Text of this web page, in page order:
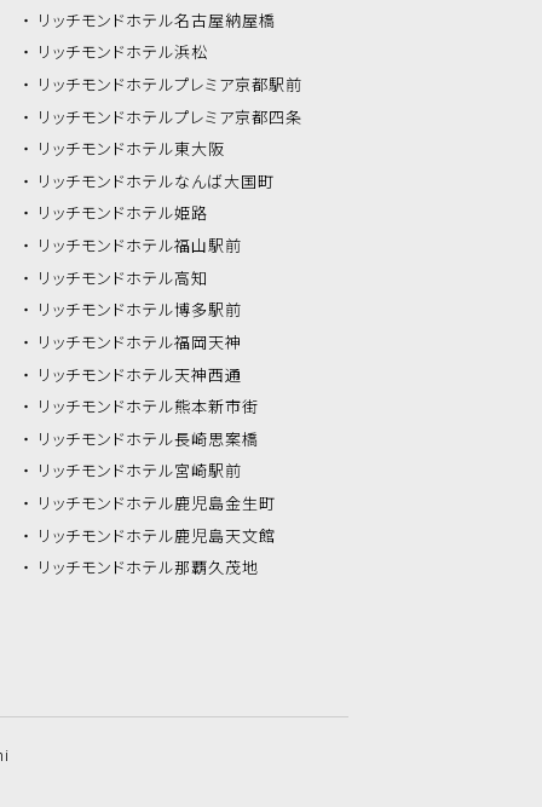
リッチモンドホテル名古屋納屋橋
リッチモンドホテル浜松
リッチモンドホテルプレミア京都駅前
リッチモンドホテルプレミア京都四条
リッチモンドホテル東大阪
リッチモンドホテルなんば大国町
リッチモンドホテル姫路
リッチモンドホテル福山駅前
リッチモンドホテル高知
リッチモンドホテル博多駅前
リッチモンドホテル福岡天神
リッチモンドホテル天神西通
リッチモンドホテル熊本新市街
リッチモンドホテル長崎思案橋
リッチモンドホテル宮崎駅前
リッチモンドホテル鹿児島金生町
リッチモンドホテル鹿児島天文館
リッチモンドホテル那覇久茂地